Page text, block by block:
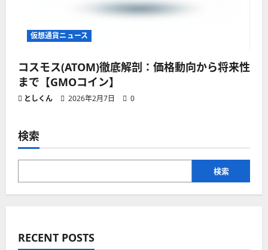
仮想通貨ニュース
コスモス(ATOM)徹底解剖：価格動向から将来性
まで【GMOコイン】
としくん 2026年2月7日 0
検索
検索
RECENT POSTS